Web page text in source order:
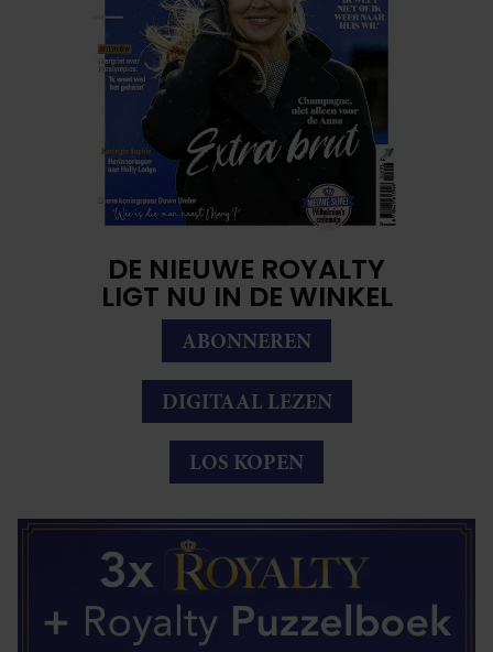
DE NIEUWE ROYALTY
LIGT NU IN DE WINKEL
ABONNEREN
DIGITAAL LEZEN
LOS KOPEN